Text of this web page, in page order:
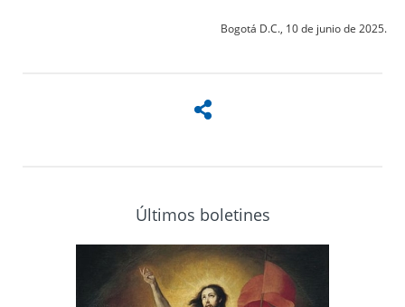
Bogotá D.C., 10 de junio de 2025.
Últimos boletines